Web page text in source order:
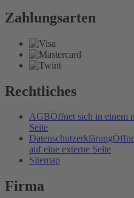
Zahlungsarten
Rechtliches
AGBÖffnet sich in einem
Seite
Datenschutzerklärung
auf eine externe Seite
Sitemap
Firma